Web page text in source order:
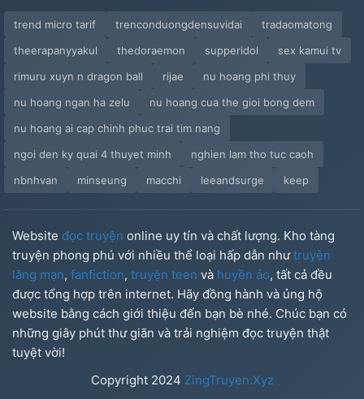
trend micro tarif trenconduongdensuvidai
tradaomatong
theerapanyyakul
thedoraemon supperidol
sex kamui tv
rimuru xuyn n dragon ball
rijae
nu hoang phi thuy
nu hoang ngan ha zelu
nu hoang cua the gioi bong dem
nu hoang ai cap chinh phuc trai tim nang
ngoi den ky quai 4 thuyet minh
nghien lam tho tuc caoh
nbnhvan
minseung macchi leeandsurge keep
Website đọc truyện online uy tín và chất lượng. Kho tàng
truyện phong phú với nhiều thể loại hấp dẫn nhưtruyện
lãng mạn, fanfiction, truyện teen và huyền ảo, tất cả đều
được tổng hợp trên internet. Hãy đồng hành và ủng hộ
website bằng cách giới thiệu đến bạn bè nhé. Chúc bạn có
những giây phút thư giãn và trải nghiệm đọc truyện thật
tuyệt vời!
Copyright 2024 ZingTruyen.Xyz